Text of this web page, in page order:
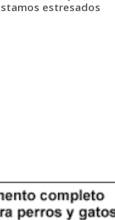
estresados